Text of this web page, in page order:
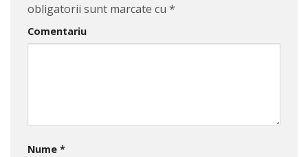
obligatorii sunt marcate cu *
Comentariu
Nume *